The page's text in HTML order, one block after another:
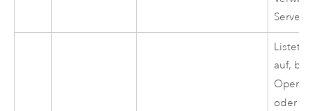
Server
Listet
auf,
oder